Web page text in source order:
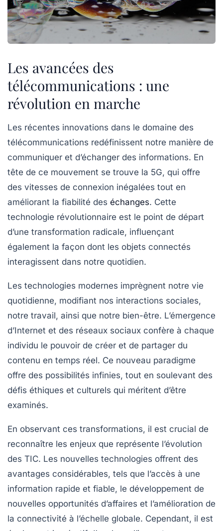
Les avancées des
télécommunications : une
révolution en marche
Les récentes innovations dans le domaine des
télécommunications redéfinissent notre manière de
communiquer et d’échanger des informations. En
tête de ce mouvement se trouve la 5G, qui offre
des vitesses de connexion inégalées tout en
améliorant la fiabilité des échanges. Cette
technologie révolutionnaire est le point de départ
d’une transformation radicale, influençant
également la façon dont les objets connectés
interagissent dans notre quotidien.
Les technologies modernes imprègnent notre vie
quotidienne, modifiant nos interactions sociales,
notre travail, ainsi que notre bien-être. L’émergence
d’Internet et des réseaux sociaux confère à chaque
individu le pouvoir de créer et de partager du
contenu en temps réel. Ce nouveau paradigme
offre des possibilités infinies, tout en soulevant des
défis éthiques et culturels qui méritent d’être
examinés.
En observant ces transformations, il est crucial de
reconnaître les enjeux que représente l’évolution
des TIC. Les nouvelles technologies offrent des
avantages considérables, tels que l’accès à une
information rapide et fiable, le développement de
nouvelles opportunités d’affaires et l’amélioration de
la connectivité à l’échelle globale. Cependant, il est